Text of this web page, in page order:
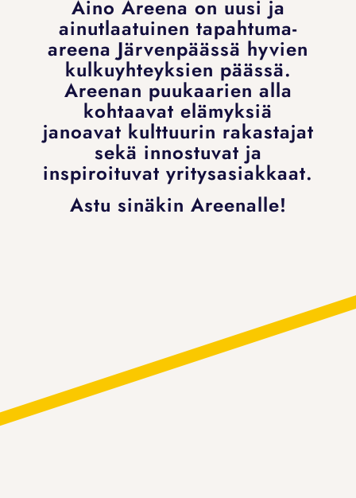
Aino Areena on uusi ja
ainutlaatuinen tapahtuma-
areena Järvenpäässä hyvien
kulkuyhteyksien päässä.
Areenan puukaarien alla
kohtaavat elämyksiä
janoavat kulttuurin rakastajat
sekä innostuvat ja
inspiroituvat yritysasiakkaat.
Astu sinäkin Areenalle!